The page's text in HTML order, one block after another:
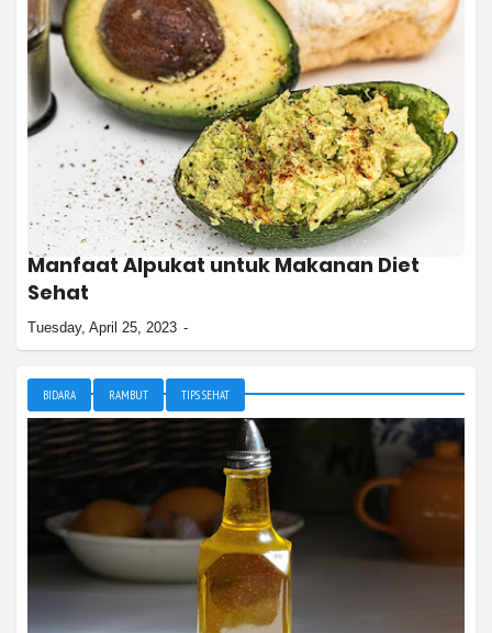
Manfaat Alpukat untuk Makanan Diet
Sehat
Tuesday, April 25, 2023
BIDARA RAMBUT TIPS SEHAT